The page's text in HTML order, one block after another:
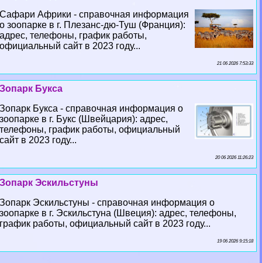
Сафари Африки - справочная информация
о зоопарке в г. Плезанс-дю-Туш (Франция):
адрес, телефоны, график работы,
официальный сайт в 2023 году...
21 06 2026 7:53:33
Зопарк Букса
Зопарк Букса - справочная информация о
зоопарке в г. Букс (Швейцария): адрес,
телефоны, график работы, официальный
сайт в 2023 году...
20 06 2026 11:26:23
Зопарк Эскильстуны
Зопарк Эскильстуны - справочная информация о
зоопарке в г. Эскильстуна (Швеция): адрес, телефоны,
график работы, официальный сайт в 2023 году...
19 06 2026 9:15:18